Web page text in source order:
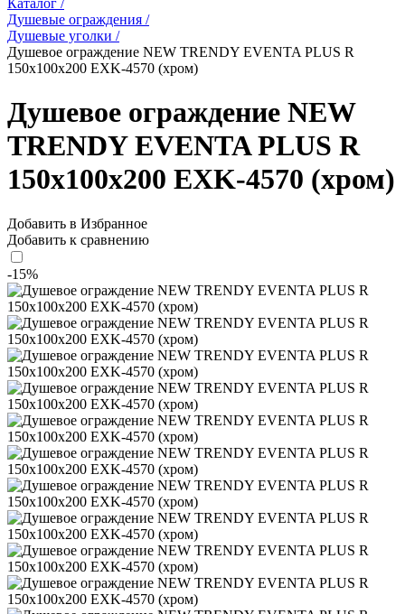
Каталог /
Душевые ограждения /
Душевые уголки /
Душевое ограждение NEW TRENDY EVENTA PLUS R
150x100x200 EXK-4570 (хром)
Душевое ограждение NEW
TRENDY EVENTA PLUS R
150x100x200 EXK-4570 (хром)
Добавить в Избранное
Добавить к сравнению
-15%